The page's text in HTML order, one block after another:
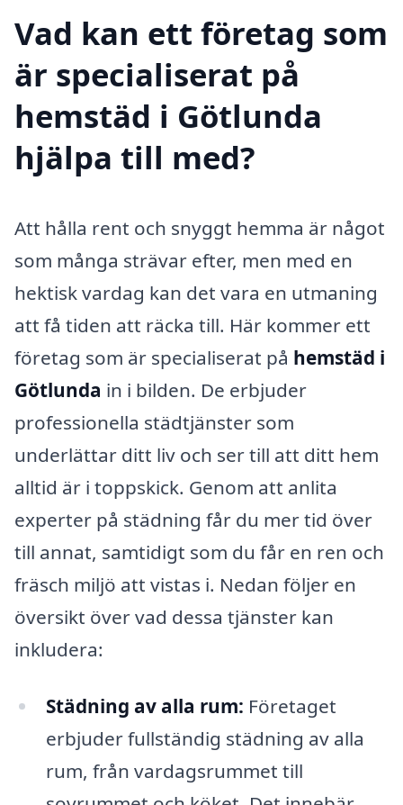
Vad kan ett företag som
är specialiserat på
hemstäd i Götlunda
hjälpa till med?
Att hålla rent och snyggt hemma är något
som många strävar efter, men med en
hektisk vardag kan det vara en utmaning
att få tiden att räcka till. Här kommer ett
företag som är specialiserat på hemstäd i
Götlunda in i bilden. De erbjuder
professionella städtjänster som
underlättar ditt liv och ser till att ditt hem
alltid är i toppskick. Genom att anlita
experter på städning får du mer tid över
till annat, samtidigt som du får en ren och
fräsch miljö att vistas i. Nedan följer en
översikt över vad dessa tjänster kan
inkludera:
Städning av alla rum: Företaget
erbjuder fullständig städning av alla
rum, från vardagsrummet till